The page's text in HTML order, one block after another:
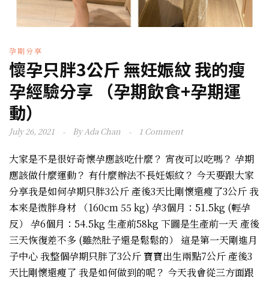
孕期分享
懷孕只胖3公斤 無妊娠紋 我的瘦
孕經驗分享 （孕期飲食+孕期運
動）
July 26, 2021 ByAda Chan 1 Comment
大家是不是很好奇懷孕應該吃什麼？ 宵夜可以吃嗎？ 孕期
應該做什麼運動？ 有什麼辦法不長妊娠紋？ 今天要跟大家
分享我是如何孕期只胖3公斤 產後3天比剛懷還瘦了3公斤 我
本來是微胖身材 （160cm 55 kg) 孕3個月：51.5kg (輕孕
反） 孕6個月：54.5kg 生產前58kg 下圖是生產前一天 產後
三天恢復差不多 (雖然肚子還是鬆鬆的） 這是第一天剛進月
子中心 我整個孕期只胖了3公斤 寶寶出生兩點7公斤 產後3
天比剛懷還瘦了 我是如何做到的呢？ 今天我會從三方面跟